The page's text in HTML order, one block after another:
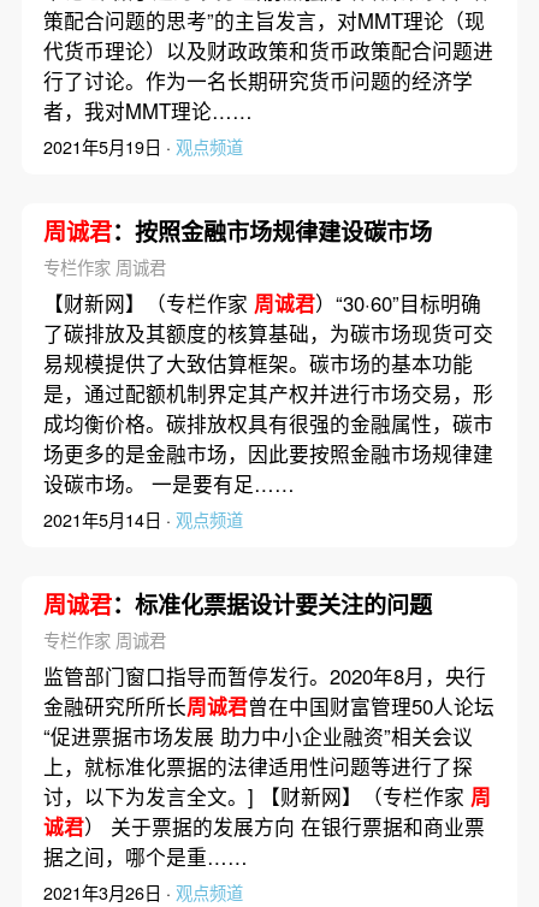
策配合问题的思考”的主旨发言，对MMT理论（现
代货币理论）以及财政政策和货币政策配合问题进
行了讨论。作为一名长期研究货币问题的经济学
者，我对MMT理论……
2021年5月19日 · 观点频道
周诚君：按照金融市场规律建设碳市场
专栏作家 周诚君
【财新网】（专栏作家 周诚君）“30·60”目标明确
了碳排放及其额度的核算基础，为碳市场现货可交
易规模提供了大致估算框架。碳市场的基本功能
是，通过配额机制界定其产权并进行市场交易，形
成均衡价格。碳排放权具有很强的金融属性，碳市
场更多的是金融市场，因此要按照金融市场规律建
设碳市场。 一是要有足……
2021年5月14日 · 观点频道
周诚君：标准化票据设计要关注的问题
专栏作家 周诚君
监管部门窗口指导而暂停发行。2020年8月，央行
金融研究所所长周诚君曾在中国财富管理50人论坛
“促进票据市场发展 助力中小企业融资”相关会议
上，就标准化票据的法律适用性问题等进行了探
讨，以下为发言全文。] 【财新网】（专栏作家 周
诚君） 关于票据的发展方向 在银行票据和商业票
据之间，哪个是重……
2021年3月26日 · 观点频道